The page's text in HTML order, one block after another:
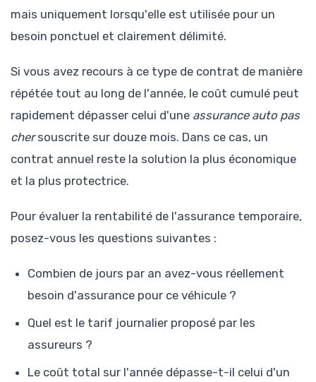
mais uniquement lorsqu'elle est utilisée pour un
besoin ponctuel et clairement délimité.
Si vous avez recours à ce type de contrat de manière
répétée tout au long de l'année, le coût cumulé peut
rapidement dépasser celui d'une assurance auto pas
chersouscrite sur douze mois. Dans ce cas, un
contrat annuel reste la solution la plus économique
et la plus protectrice.
Pour évaluer la rentabilité de l'assurance temporaire,
posez-vous les questions suivantes :
Combien de jours par an avez-vous réellement
besoin d'assurance pour ce véhicule ?
Quel est le tarif journalier proposé par les
assureurs ?
Le coût total sur l'année dépasse-t-il celui d'un